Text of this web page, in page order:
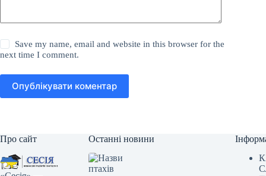
Save my name, email and website in this browser for the
next time I comment.
Опублікувати коментар
Про сайт Останні новини